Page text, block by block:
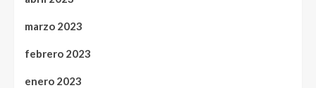
marzo 2023
febrero 2023
enero 2023